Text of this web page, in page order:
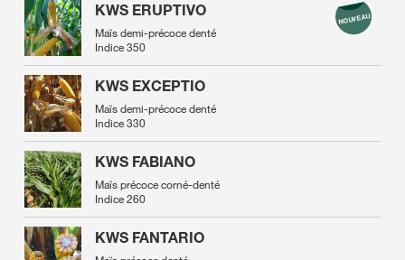
KWS ERUPTIVO
Maïs demi-précoce denté
Indice 350
KWS EXCEPTIO
Maïs demi-précoce denté
Indice 330
KWS FABIANO
Maïs précoce corné-denté
Indice 260
KWS FANTARIO